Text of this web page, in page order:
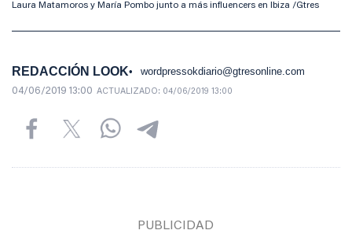
Laura Matamoros y María Pombo junto a más influencers en Ibiza /Gtres
REDACCIÓN LOOK wordpressokdiario@gtresonline.com
04/06/2019 13:00 ACTUALIZADO: 04/06/2019 13:00